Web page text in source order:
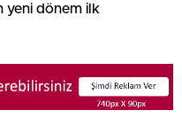
yeni dönem ilk